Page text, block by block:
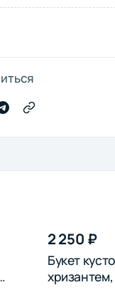
2 250 ₽
Букет